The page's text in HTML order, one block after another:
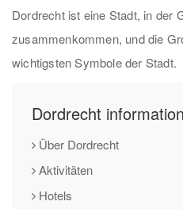
Dordrecht ist eine Stadt, in der
zusammenkommen, und die
wichtigsten Symbole der Stadt.
Dordrecht
Über Dordrecht
Aktivitäten
Hotels